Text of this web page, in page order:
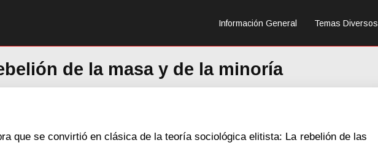
Información General Temas Diversos
de la masa y de la minoría
que se convirtió en clásica de la teoría sociológica elitista: La rebelión de las